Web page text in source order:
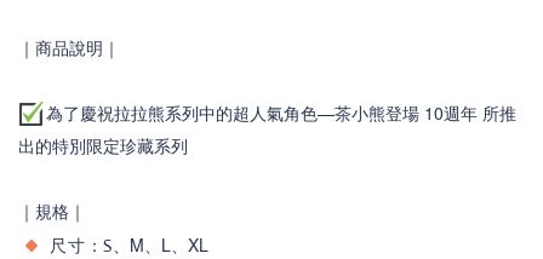
｜商品說明｜
為了慶祝拉拉熊系列中的超人氣角色—茶小熊登場 10週年 所推
出的特別限定珍藏系列
｜規格｜
尺寸 ：S、M、L、XL